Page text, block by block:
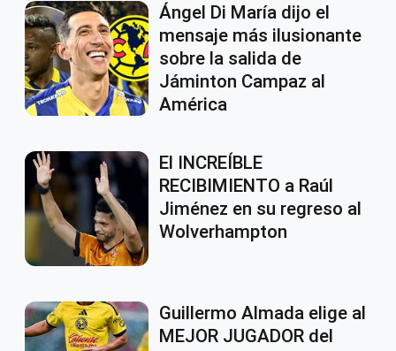
Ángel Di María dijo el
mensaje más ilusionante
sobre la salida de
Jáminton Campaz al
América
El INCREÍBLE
RECIBIMIENTO a Raúl
Jiménez en su regreso al
Wolverhampton
Guillermo Almada elige al
MEJOR JUGADOR del